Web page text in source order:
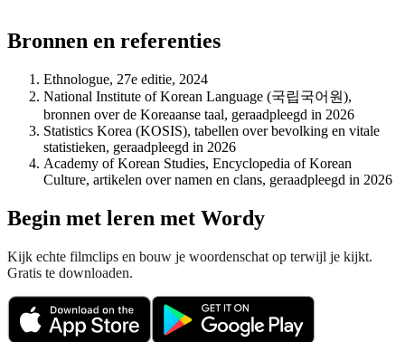
Bronnen en referenties
Ethnologue, 27e editie, 2024
National Institute of Korean Language (국립국어원),
bronnen over de Koreaanse taal, geraadpleegd in 2026
Statistics Korea (KOSIS), tabellen over bevolking en vitale
statistieken, geraadpleegd in 2026
Academy of Korean Studies, Encyclopedia of Korean
Culture, artikelen over namen en clans, geraadpleegd in 2026
Begin met leren met Wordy
Kijk echte filmclips en bouw je woordenschat op terwijl je kijkt.
Gratis te downloaden.